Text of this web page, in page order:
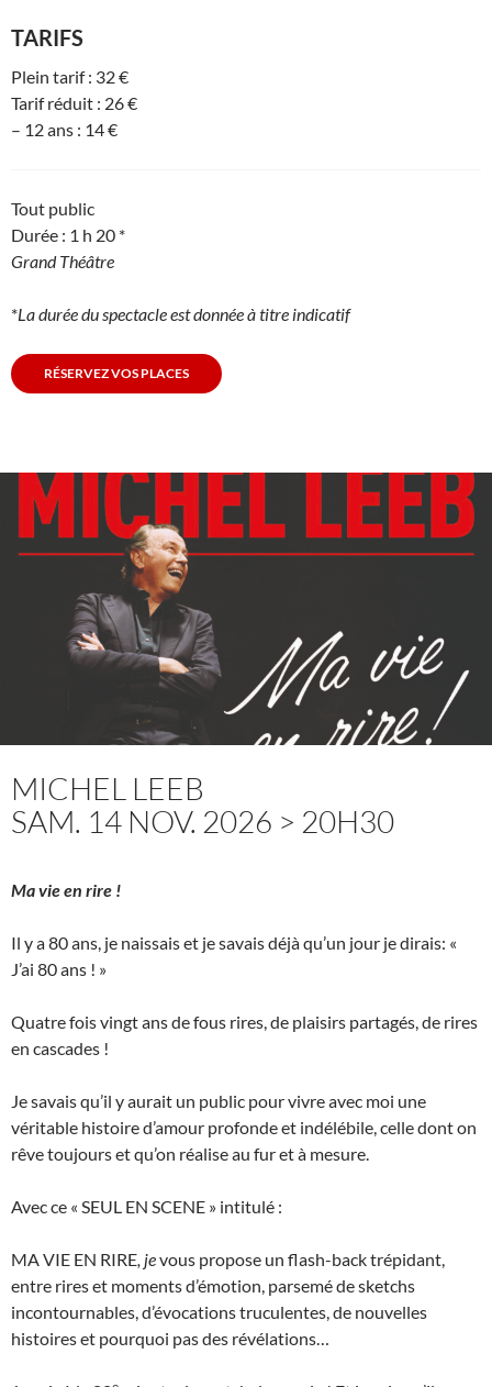
TARIFS
Plein tarif : 32 €
Tarif réduit : 26 €
– 12 ans : 14 €
Tout public
Durée : 1 h 20 *
Grand Théâtre
*La durée du spectacle est donnée à titre indicatif
RÉSERVEZ VOS PLACES
MICHEL LEEB
SAM. 14 NOV. 2026 > 20H30
Ma vie en rire !
Il y a 80 ans, je naissais et je savais déjà qu’un jour je dirais: «
J’ai 80 ans ! »
Quatre fois vingt ans de fous rires, de plaisirs partagés, de rires
en cascades !
Je savais qu’il y aurait un public pour vivre avec moi une
véritable histoire d’amour profonde et indélébile, celle dont on
rêve toujours et qu’on réalise au fur et à mesure.
Avec ce « SEUL EN SCENE » intitulé :
MA VIE EN RIRE, jevous propose un flash-back trépidant,
entre rires et moments d’émotion, parsemé de sketchs
incontournables, d’évocations truculentes, de nouvelles
histoires et pourquoi pas des révélations…